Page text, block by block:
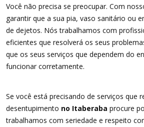
Você não precisa se preocupar. Com
garantir que a sua pia, vaso sanitário ou
de dejetos. Nós trabalhamos com
eficientes que resolverá os seus
que os seus serviços que dependem do
funcionar corretamente.
Se você está precisando de serviços que
desentupimento no Itaberaba procure
trabalhamos com seriedade e respeito